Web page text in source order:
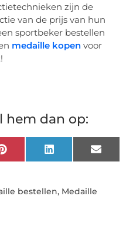
zijn de
van de prijs van hun
sportbeker bestellen
medaille kopen voor
hem dan op:
PinterestLinkedInEmail
bestellen, Medaille